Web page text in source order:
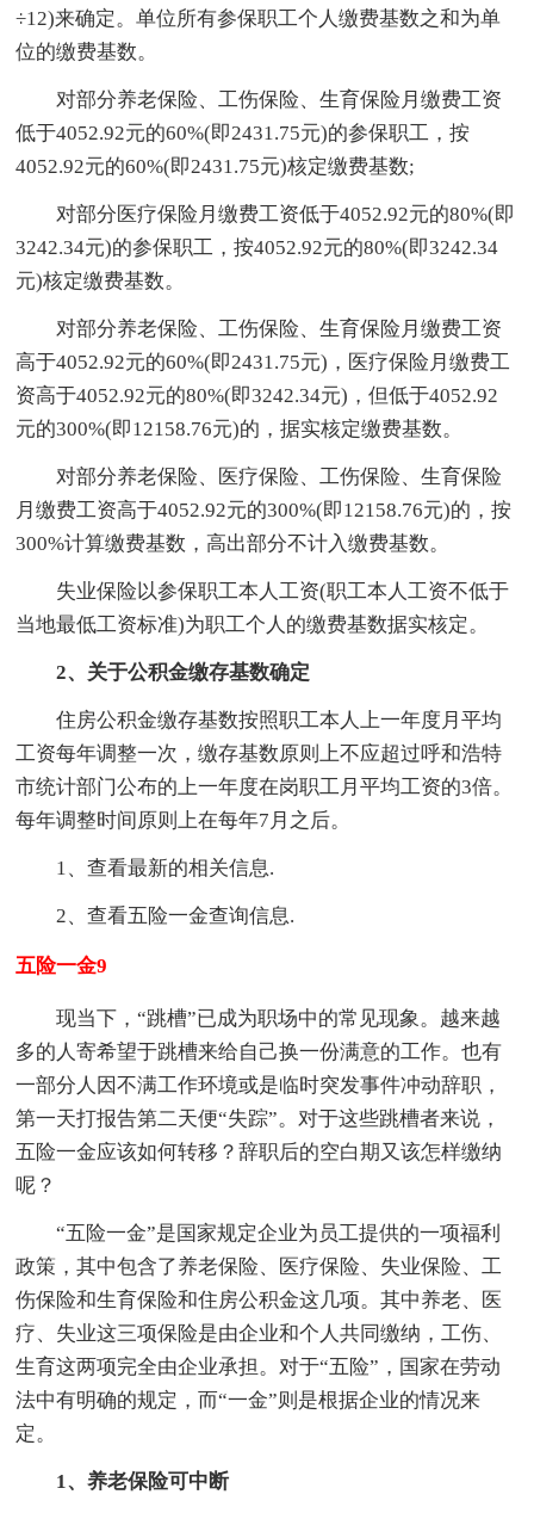
÷12)来确定。单位所有参保职工个人缴费基数之和为单
位的缴费基数。
对部分养老保险、工伤保险、生育保险月缴费工资
低于4052.92元的60%(即2431.75元)的参保职工，按
4052.92元的60%(即2431.75元)核定缴费基数;
对部分医疗保险月缴费工资低于4052.92元的80%(即
3242.34元)的参保职工，按4052.92元的80%(即3242.34
元)核定缴费基数。
对部分养老保险、工伤保险、生育保险月缴费工资
高于4052.92元的60%(即2431.75元)，医疗保险月缴费工
资高于4052.92元的80%(即3242.34元)，但低于4052.92
元的300%(即12158.76元)的，据实核定缴费基数。
对部分养老保险、医疗保险、工伤保险、生育保险
月缴费工资高于4052.92元的300%(即12158.76元)的，按
300%计算缴费基数，高出部分不计入缴费基数。
失业保险以参保职工本人工资(职工本人工资不低于
当地最低工资标准)为职工个人的缴费基数据实核定。
2、关于公积金缴存基数确定
住房公积金缴存基数按照职工本人上一年度月平均
工资每年调整一次，缴存基数原则上不应超过呼和浩特
市统计部门公布的上一年度在岗职工月平均工资的3倍。
每年调整时间原则上在每年7月之后。
1、查看最新的相关信息.
2、查看五险一金查询信息.
五险一金9
现当下，“跳槽”已成为职场中的常见现象。越来越
多的人寄希望于跳槽来给自己换一份满意的工作。也有
一部分人因不满工作环境或是临时突发事件冲动辞职，
第一天打报告第二天便“失踪”。对于这些跳槽者来说，
五险一金应该如何转移？辞职后的空白期又该怎样缴纳
呢？
“五险一金”是国家规定企业为员工提供的一项福利
政策，其中包含了养老保险、医疗保险、失业保险、工
伤保险和生育保险和住房公积金这几项。其中养老、医
疗、失业这三项保险是由企业和个人共同缴纳，工伤、
生育这两项完全由企业承担。对于“五险”，国家在劳动
法中有明确的规定，而“一金”则是根据企业的情况来
定。
1、养老保险可中断